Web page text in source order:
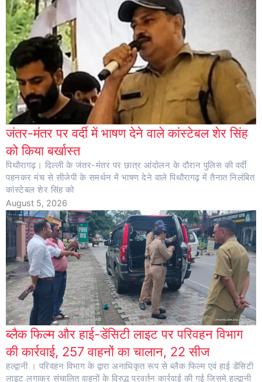
जंतर-मंतर पर वर्दी में भाषण देने वाले कांस्टेबल शेर सिंह
को किया बर्खास्त
पिथौरागढ़। दिल्ली के जंतर-मंतर पर छात्र आंदोलन के दौरान पुलिस की वर्दी
पहनकर मंच से सीजेपी के समर्थन में भाषण देने वाले पिथौरागढ़ में तैनात निलंबित
कांस्टेबल शेर सिंह को
August 5, 2026
ब्लैक फिल्म और हाई-डेंसिटी लाइट पर परिवहन विभाग
की कार्रवाई, 257 वाहनों का चालान, 22 सीज
हल्द्वानी । परिवहन विभाग के द्वारा अनाधिकृत रूप से ब्लैक फिल्म एवं हाई डेंसिटी
लाइट लगाकर संचालित वाहनों के विरुद्ध प्रवर्तन कार्रवाई की गई जिसमे हल्द्वानी